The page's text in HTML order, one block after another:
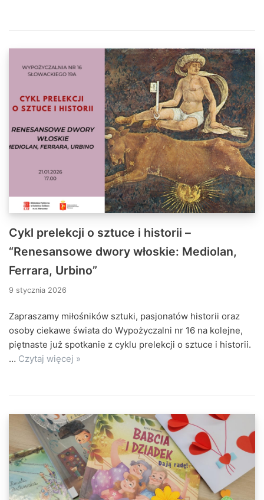
Cykl prelekcji o sztuce i historii –
“Renesansowe dwory włoskie: Mediolan,
Ferrara, Urbino”
9 stycznia 2026
Zapraszamy miłośników sztuki, pasjonatów historii oraz
osoby ciekawe świata do Wypożyczalni nr 16 na kolejne,
piętnaste już spotkanie z cyklu prelekcji o sztuce i historii.
… Czytaj więcej »